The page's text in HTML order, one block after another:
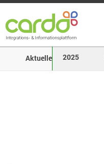
Aktuelle 2025